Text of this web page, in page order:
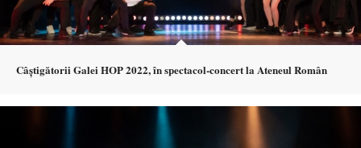
Câștigătorii Galei HOP 2022, în spectacol-concert la Ateneul Român